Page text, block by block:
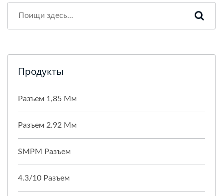
Продукты
Разъем 1,85 Мм
Разъем 2.92 Мм
SMPM Разъем
4.3/10 Разъем